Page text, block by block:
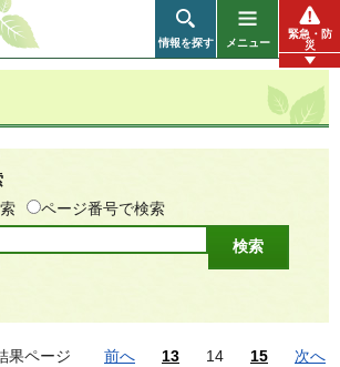
情報を探す メニュー
緊急・防
災
ページ番号で検索
果ページ 前へ 13 14 15 次へ